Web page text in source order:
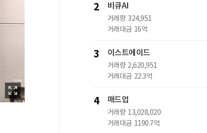
2 비큐AI
거래량 324,951
거래대금 16억
3 이스트에이드
거래량 2,620,951
거래대금 22.3억
4 매드업
거래량 13,028,020
거래대금 1190.7억